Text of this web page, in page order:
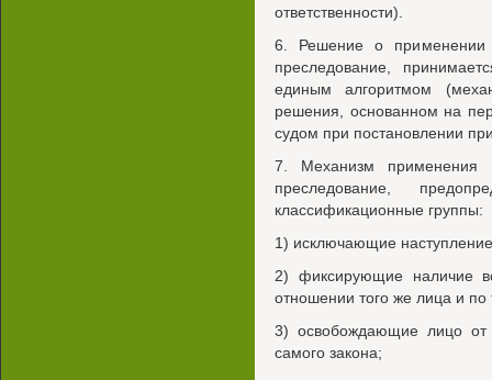
ответственности).
6. Решение о применении
преследование,
единым алгоритмом
решения, основанном на
судом при постановлении
7. Механизм применения
преследование,
классификационные группы:
1) исключающие наступление
2) фиксирующие наличие
отношении того же лица и
3) освобождающие лицо от
самого закона;